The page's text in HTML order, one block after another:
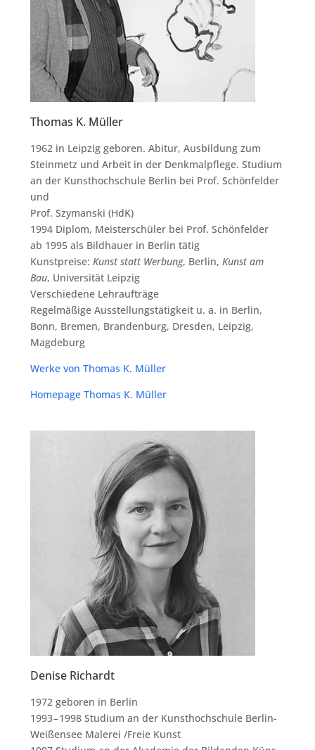
Thomas K. Müller
1962 in Leip­zig gebo­ren. Abitur, Aus­bil­dung zum
Stein­metz und Arbeit in der Denk­mal­pfle­ge. Stu­di­um
an der Kunst­hoch­schu­le Ber­lin bei Prof. Schön­fel­der
und
Prof. Szy­man­ski (HdK)
1994 Diplom, Meis­ter­schü­ler bei Prof. Schön­fel­der
ab 1995 als Bild­hau­er in Ber­lin tätig
Kunst­prei­se: Kunst statt Wer­bung, Ber­lin, Kunst am
Bau, Uni­ver­si­tät Leip­zig
Ver­schie­de­ne Lehr­auf­trä­ge
Regel­mä­ßi­ge Aus­stel­lungs­tä­tig­keit u. a. in Ber­lin,
Bonn, Bre­men, Bran­den­burg, Dres­den, Leip­zig,
Magdeburg
Wer­ke von Tho­mas K. Müller
Home­page Tho­mas K. Müller
Denise Richardt
1972 gebo­ren in Ber­lin
1993 – 1998 Stu­di­um an der Kunst­hoch­schu­le Ber­lin-
Wei­ßen­see Male­rei /​Freie Kunst